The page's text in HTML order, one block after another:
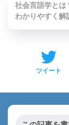
社会言語学と
わかりやすく解
ツイート